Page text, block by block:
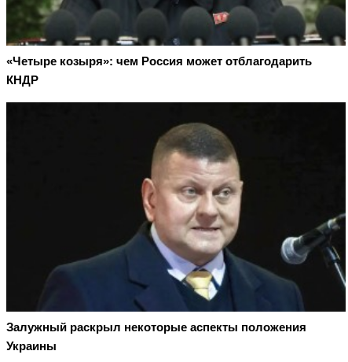
«Четыре козыря»: чем Россия может отблагодарить
КНДР
Залужный раскрыл некоторые аспекты положения
Украины